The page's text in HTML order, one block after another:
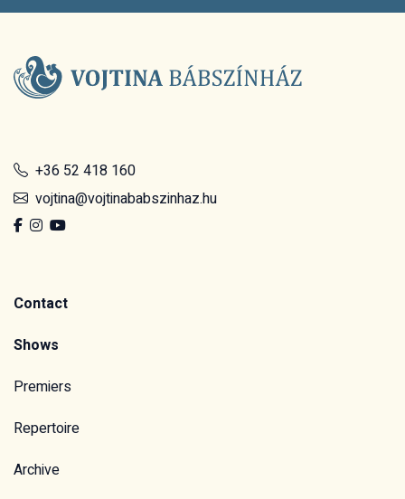
+36 52 418 160
vojtina@vojtinababszinhaz.hu
Contact
Shows
Premiers
Repertoire
Archive